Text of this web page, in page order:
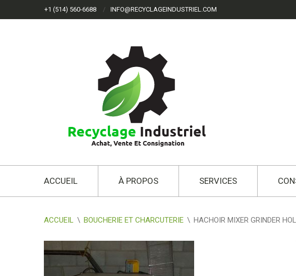
+1 (514) 560-6688 INFO@RECYCLAGEINDUSTRIEL.COM
ACCUEIL À PROPOS SERVICES
ACCUEIL \ BOUCHERIE ET CHARCUTERIE \ HACHOIR MIXER GRINDER